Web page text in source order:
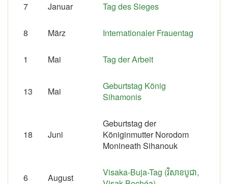
7 Januar Tag des Sieges
8 März Internationaler Frauentag
1 Mai Tag der Arbeit
13 Mai
Geburtstag König
Sihamonis
18 Juni
Geburtstag der
Königinmutter Norodom
Monineath Sihanouk
6 August
Visaka-Buja-Tag (វិសាខបូជា,